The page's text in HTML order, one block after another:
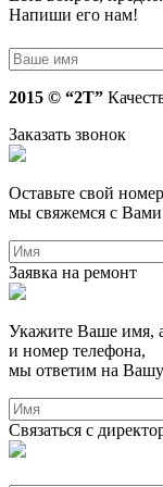
Напиши его нам!
2015 © “2T”
Заказать звонок
Оставьте свой
мы свяжемся с
Заявка на ремонт
Укажите Ваше имя,
и номер телефона,
мы ответим на Вашу
Связаться с